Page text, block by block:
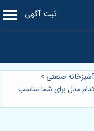
ثبت آگهی
صنعتی »
مدل برای شما مناسب